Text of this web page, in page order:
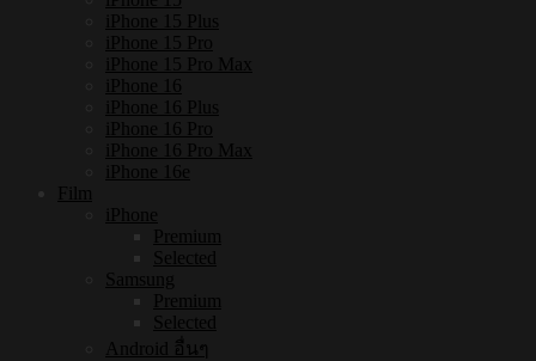
iPhone 15 Plus
iPhone 15 Pro
iPhone 15 Pro Max
iPhone 16
iPhone 16 Plus
iPhone 16 Pro
iPhone 16 Pro Max
iPhone 16e
Film
iPhone
Premium
Selected
Samsung
Premium
Selected
Android อื่นๆ